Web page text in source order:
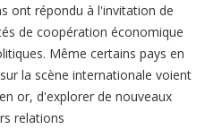
ont répondu à l'invitation de
de coopération économique
Même certains pays en
la scène internationale voient
or, d'explorer de nouveaux
relations